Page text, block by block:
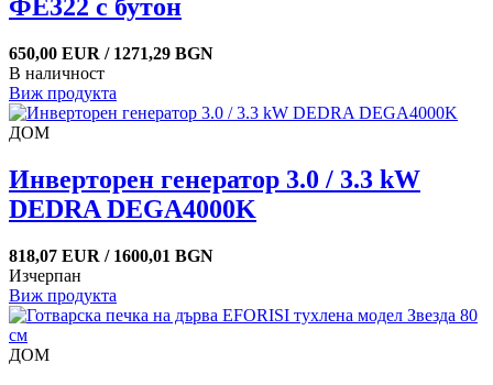
ФЕ322 с бутон
650,00 EUR / 1271,29 BGN
В наличност
Виж продукта
ДОМ
Инверторен генератор 3.0 / 3.3 kW
DEDRA DEGA4000K
818,07 EUR / 1600,01 BGN
Изчерпан
Виж продукта
ДОМ